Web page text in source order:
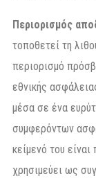
Περιορισμός
τοποθετεί τη
περιορισμό
εθνικής
μέσα σε ένα
συμφερόντων
κείμενό του
χρησιμεύει ως